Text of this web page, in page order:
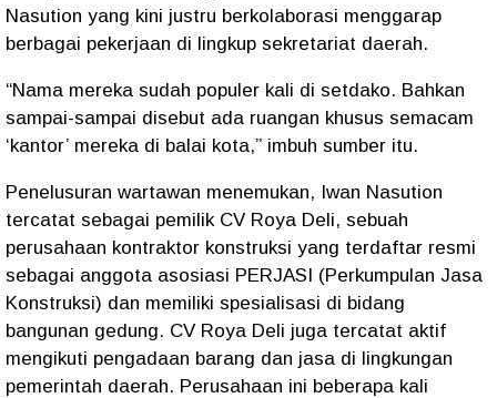
Nasution yang kini justru berkolaborasi menggarap
berbagai pekerjaan di lingkup sekretariat daerah.
“Nama mereka sudah populer kali di setdako. Bahkan
sampai-sampai disebut ada ruangan khusus semacam
‘kantor’ mereka di balai kota,” imbuh sumber itu.
Penelusuran wartawan menemukan, Iwan Nasution
tercatat sebagai pemilik CV Roya Deli, sebuah
perusahaan kontraktor konstruksi yang terdaftar resmi
sebagai anggota asosiasi PERJASI (Perkumpulan Jasa
Konstruksi) dan memiliki spesialisasi di bidang
bangunan gedung. CV Roya Deli juga tercatat aktif
mengikuti pengadaan barang dan jasa di lingkungan
pemerintah daerah. Perusahaan ini beberapa kali